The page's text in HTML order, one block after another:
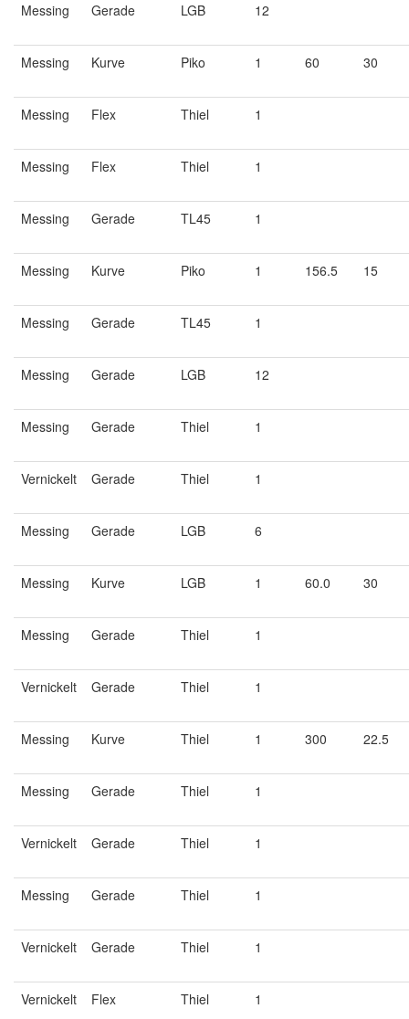
Messing Gerade LGB 12
Messing Kurve Piko 1 60 30
Messing Flex Thiel 1
Messing Flex Thiel 1
Messing Gerade TL45 1
Messing Kurve Piko 1 156.5 15
Messing Gerade TL45 1
Messing Gerade LGB 12
Messing Gerade Thiel 1
Vernickelt Gerade Thiel 1
Messing Gerade LGB 6
Messing Kurve LGB 1 60.0 30
Messing Gerade Thiel 1
Vernickelt Gerade Thiel 1
Messing Kurve Thiel 1 300 22.5
Messing Gerade Thiel 1
Vernickelt Gerade Thiel 1
Messing Gerade Thiel 1
Vernickelt Gerade Thiel 1
Vernickelt Flex Thiel 1